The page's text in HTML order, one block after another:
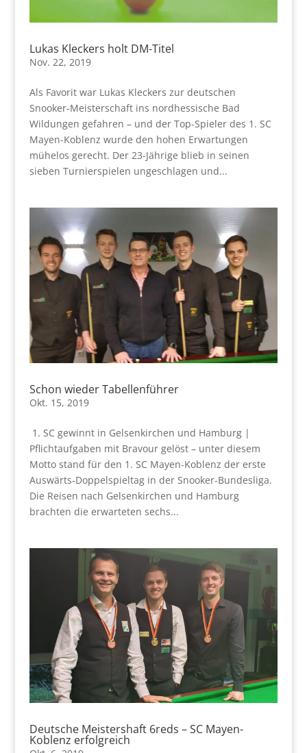
Lukas Kleckers holt DM-Titel
Nov. 22, 2019
Als Favorit war Lukas Kleckers zur deutschen
Snooker-Meisterschaft ins nordhessische Bad
Wildungen gefahren – und der Top-Spieler des 1. SC
Mayen-Koblenz wurde den hohen Erwartungen
mühelos gerecht. Der 23-Jährige blieb in seinen
sieben Turnierspielen ungeschlagen und...
Schon wieder Tabellenführer
Okt. 15, 2019
1. SC gewinnt in Gelsenkirchen und Hamburg |
Pflichtaufgaben mit Bravour gelöst – unter diesem
Motto stand für den 1. SC Mayen-Koblenz der erste
Auswärts-Doppelspieltag in der Snooker-Bundesliga.
Die Reisen nach Gelsenkirchen und Hamburg
brachten die erwarteten sechs...
Deutsche Meistershaft 6reds – SC Mayen-
Koblenz erfolgreich